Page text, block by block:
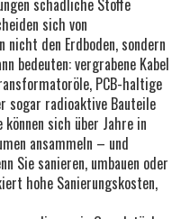
sich von
nicht den Erdboden, sondern
bedeuten: vergrabene Kabel
PCB-haltige
sogar radioaktive Bauteile
sich über Jahre in
ansammeln – und
Sie sanieren, umbauen oder
hohe Sanierungskosten,